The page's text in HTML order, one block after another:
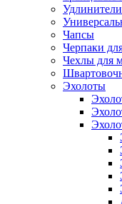
Чапсы
Черпаки
Чехлы для
Эхолоты